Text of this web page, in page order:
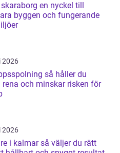
en nyckel till
byggen och fungerande
2026
så håller du
rena och minskar risken för
2026
så väljer du rätt